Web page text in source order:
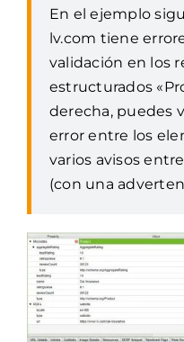
En el ejemplo
lv.com tiene
validación en los
estructurados
derecha, puedes
error entre los
varios avisos
(con una